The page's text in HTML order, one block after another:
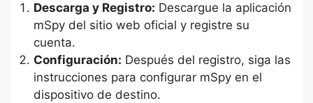
Descarga y Registro: Descargue la aplicación
mSpy del sitio web oficial y registre su
cuenta.
Configuración: Después del registro, siga las
instrucciones para configurar mSpy en el
dispositivo de destino.